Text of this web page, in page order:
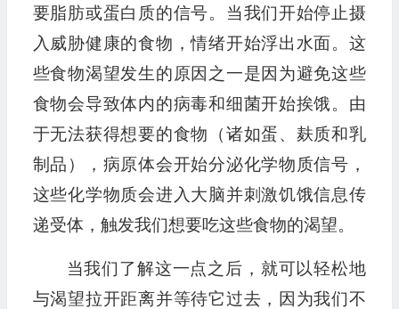
要脂肪或蛋白质的信号。当我们开始停止摄
入威胁健康的食物，情绪开始浮出水面。这
些食物渴望发生的原因之一是因为避免这些
食物会导致体内的病毒和细菌开始挨饿。由
于无法获得想要的食物（诸如蛋、麸质和乳
制品），病原体会开始分泌化学物质信号，
这些化学物质会进入大脑并刺激饥饿信息传
递受体，触发我们想要吃这些食物的渴望。
当我们了解这一点之后，就可以轻松地
与渴望拉开距离并等待它过去，因为我们不